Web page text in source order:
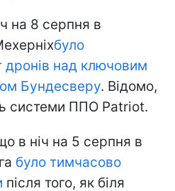
на 8 серпня в
було
дронів над ключовим
Бундесверу. Відомо,
системи ППО Patriot.
в ніч на 5 серпня в
було тимчасово
після того, як біля